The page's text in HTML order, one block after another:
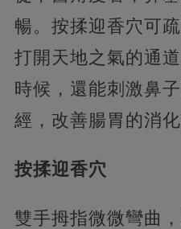
暢。按揉迎香穴可
打開天地之氣的通
時候，還能刺激鼻
經，改善腸胃的消化
按揉迎香穴
雙手拇指微微彎曲